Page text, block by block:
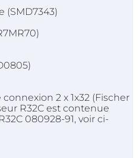
(SMD7343)
2 x 1x32 (Fischer
R32C est contenue
080928-91, voir ci-